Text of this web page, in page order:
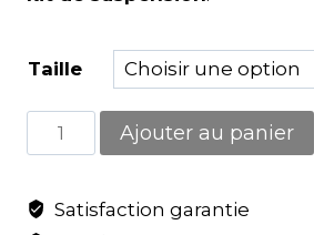
Taille
Ajouter au panier
Satisfaction garantie